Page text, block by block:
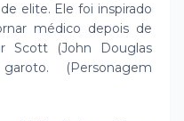
elite. Ele foi inspirado
médico depois de
Scott (John Douglas
(Personagem